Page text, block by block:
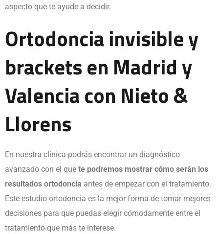
aspecto que te ayude a decidir.
Ortodoncia invisible y
brackets en Madrid y
Valencia con Nieto &
Llorens
En nuestra clínica podrás encontrar un diagnóstico
avanzado con el que te podremos mostrar cómo serán los
resultados ortodoncia antes de empezar con el tratamiento.
Este estudio ortodoncia es la mejor forma de tomar mejores
decisiones para que puedas elegir cómodamente entre el
tratamiento que más te interese.